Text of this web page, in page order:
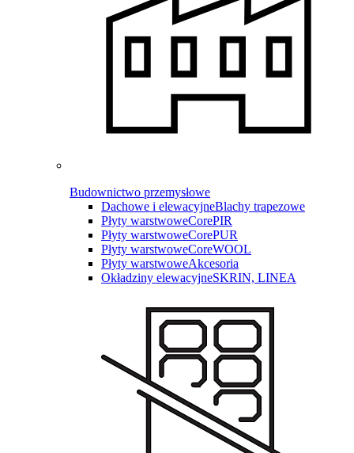
Budownictwo przemysłowe
Dachowe i elewacyjneBlachy trapezowe
Płyty warstwoweCorePIR
Płyty warstwoweCorePUR
Płyty warstwoweCoreWOOL
Płyty warstwoweAkcesoria
Okładziny elewacyjneSKRIN, LINEA